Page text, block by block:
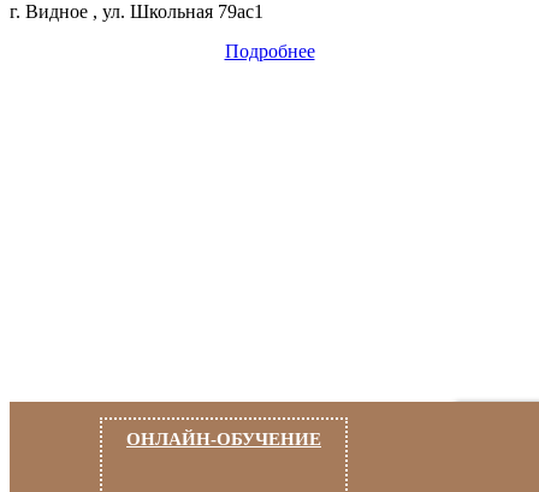
г. Видное , ул. Школьная 79ас1
Подробнее
ОНЛАЙН-ОБУЧЕНИЕ